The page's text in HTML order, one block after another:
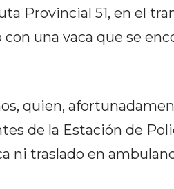
Provincial 51, en el
una vaca que se
quien,
de la Estación de
ni traslado en